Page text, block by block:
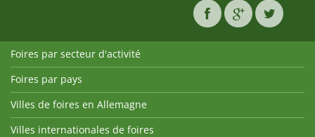
Foires par secteur d'activité
Foires par pays
Villes de foires en Allemagne
Villes internationales de foires